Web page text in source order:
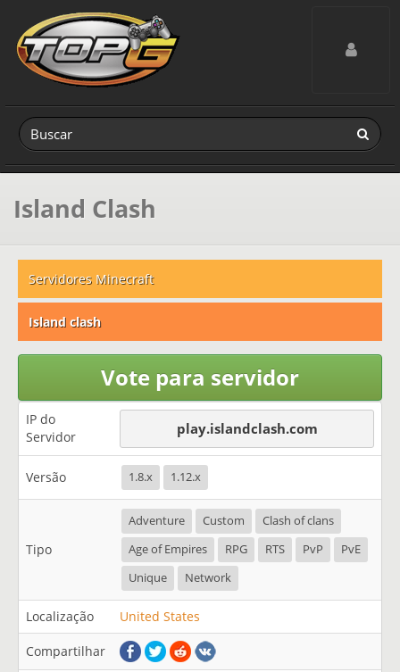
Toggle
Island Clash
Servidores Minecraft
Island clash
Vote para servidor
IP do
Servidor
play.islandclash.com
Versão 1.8.x 1.12.x
Tipo
Adventure Custom
Clash of clans
Age of Empires
RPG RTS PvP
PvE
Unique
Network
Localização United States
Compartilhar